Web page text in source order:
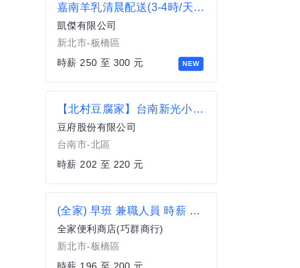
NEW
嘉南羊乳清晨配送(3-4時/天)-樹林區
凱傑有限公司
新北市-板橋區
時薪 250 至 300 元
【北村豆腐家】台南新光小北門店-外場計時
豆府股份有限公司
台南市-北區
時薪 202 至 220 元
(全家) 早班 兼職人員 時薪 200元 PT 工讀生 板橋區 便利商店 超商 非7-11 四維路 四維夜市 民有街
全家便利商店(巧群商行)
新北市-板橋區